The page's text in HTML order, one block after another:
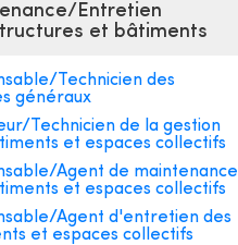
Entretien
et bâtiments
Technicien des
généraux
Technicien de la gestion
et espaces collectifs
Agent de maintenance
et espaces collectifs
Agent d'entretien des
et espaces collectifs